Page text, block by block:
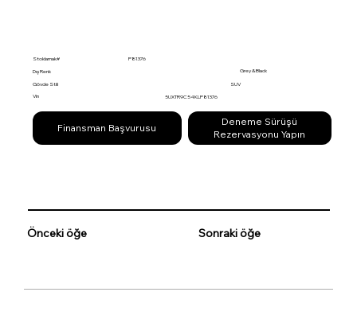
Önceki öğe Sonraki öğe
Stoklamak#
P81376
Dış Renk
Grey & Black
Gövde Stili
SUV
Vin
5UXTR9C54KLP81376
Finansman Başvurusu
Deneme Sürüşü
Rezervasyonu Yapın